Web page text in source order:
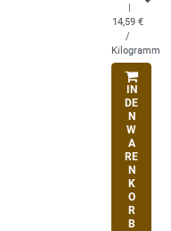
|
14,59 €
/
Kilogramm
IN
DE
N
W
A
RE
N
K
O
R
B